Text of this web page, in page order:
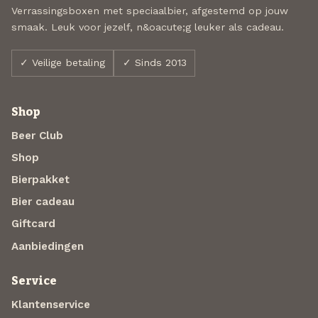
Verrassingsboxen met speciaalbier, afgestemd op jouw
smaak. Leuk voor jezelf, n&oacute;g leuker als cadeau.
✓ Veilige betaling ✓ Sinds 2013
Shop
Beer Club
Shop
Bierpakket
Bier cadeau
Giftcard
Aanbiedingen
Service
Klantenservice